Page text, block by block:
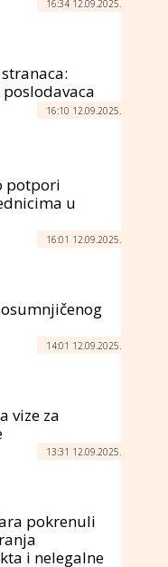
16:34 12.09.2025.
16:10 12.09.2025.
potpori
u
16:01 12.09.2025.
14:01 12.09.2025.
vize za
13:31 12.09.2025.
pokrenuli
i nelegalne